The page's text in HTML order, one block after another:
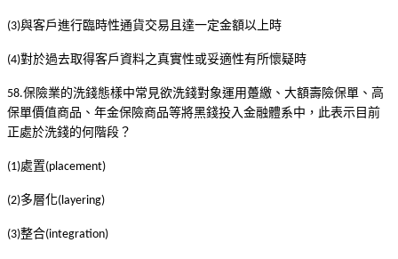
(3)與客戶進行臨時性通貨交易且達一定金額以上時
(4)對於過去取得客戶資料之真實性或妥適性有所懷疑時
58.保險業的洗錢態樣中常見欲洗錢對象運用躉繳、大額壽險保單、高
保單價值商品、年金保險商品等將黑錢投入金融體系中，此表示目前
正處於洗錢的何階段？
(1)處置(placement)
(2)多層化(layering)
(3)整合(integration)